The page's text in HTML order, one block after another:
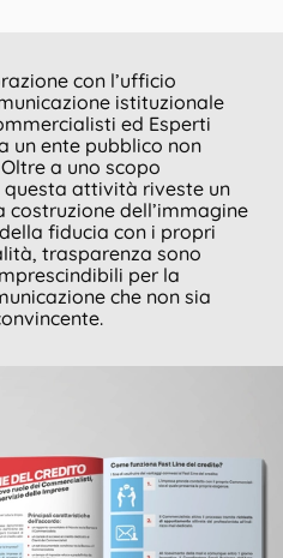
con l’ufficio
istituzionale
ed Esperti
un ente pubblico non
a uno scopo
attività riveste un
dell’immagine
fiducia con i propri
trasparenza sono
per la
che non sia